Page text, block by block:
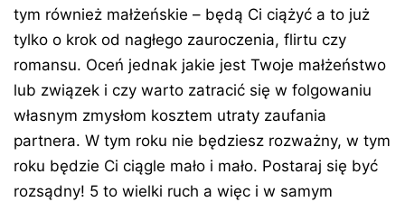
tym również małżeńskie – będą Ci ciążyć a to już
tylko o krok od nagłego zauroczenia, flirtu czy
romansu. Oceń jednak jakie jest Twoje małżeństwo
lub związek i czy warto zatracić się w folgowaniu
własnym zmysłom kosztem utraty zaufania
partnera. W tym roku nie będziesz rozważny, w tym
roku będzie Ci ciągle mało i mało. Postaraj się być
rozsądny! 5 to wielki ruch a więc i w samym